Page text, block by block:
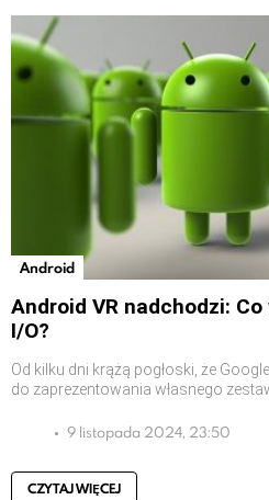
Android
Android VR nadchodzi:
I/O?
Od kilku dni krążą pogłoski, że
do zaprezentowania własnego
9 listopada 2024, 23:50
CZYTAJ WIĘCEJ